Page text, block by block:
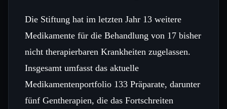
Die Stiftung hat im letzten Jahr 13 weitere
Medikamente für die Behandlung von 17 bisher
nicht therapierbaren Krankheiten zugelassen.
Insgesamt umfasst das aktuelle
Medikamentenportfolio 133 Präparate, darunter
fünf Gentherapien, die das Fortschreiten